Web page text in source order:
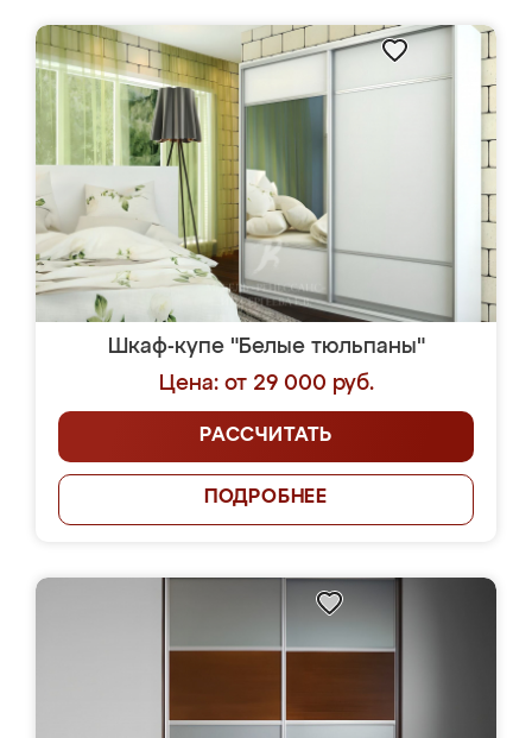
Шкаф-купе "Белые тюльпаны"
Цена: от 29 000 руб.
РАССЧИТАТЬ
ПОДРОБНЕЕ